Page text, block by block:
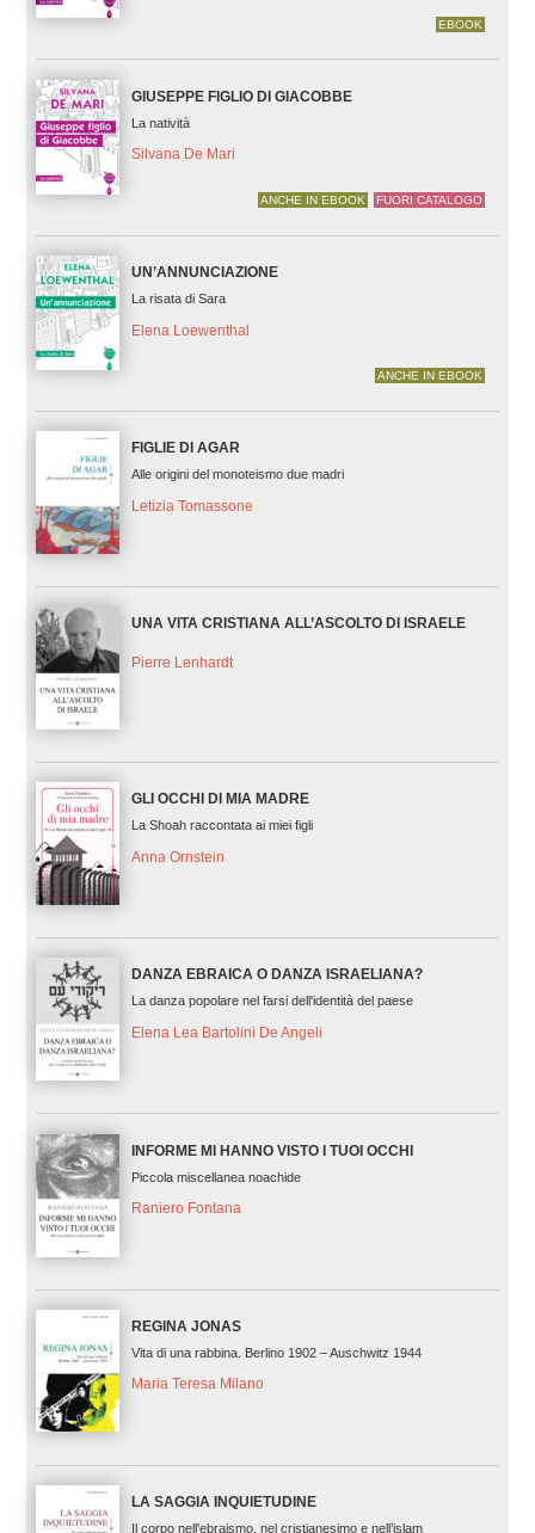
EBOOK
GIUSEPPE FIGLIO DI GIACOBBE
La natività
Silvana De Mari
ANCHE IN EBOOK FUORI CATALOGO
UN’ANNUNCIAZIONE
La risata di Sara
Elena Loewenthal
ANCHE IN EBOOK
FIGLIE DI AGAR
Alle origini del monoteismo due madri
Letizia Tomassone
UNA VITA CRISTIANA ALL’ASCOLTO DI ISRAELE
Pierre Lenhardt
GLI OCCHI DI MIA MADRE
La Shoah raccontata ai miei figli
Anna Ornstein
DANZA EBRAICA O DANZA ISRAELIANA?
La danza popolare nel farsi dell'identità del paese
Elena Lea Bartolini De Angeli
INFORME MI HANNO VISTO I TUOI OCCHI
Piccola miscellanea noachide
Raniero Fontana
REGINA JONAS
Vita di una rabbina. Berlino 1902 – Auschwitz 1944
Maria Teresa Milano
LA SAGGIA INQUIETUDINE
Il corpo nell'ebraismo, nel cristianesimo e nell’islam